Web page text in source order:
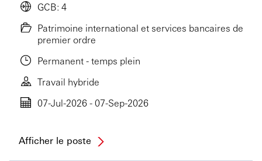
GCB: 4
Patrimoine international et services bancaires de
premier ordre
Permanent - temps plein
Travail hybride
07-Jul-2026 - 07-Sep-2026
Afficher le poste